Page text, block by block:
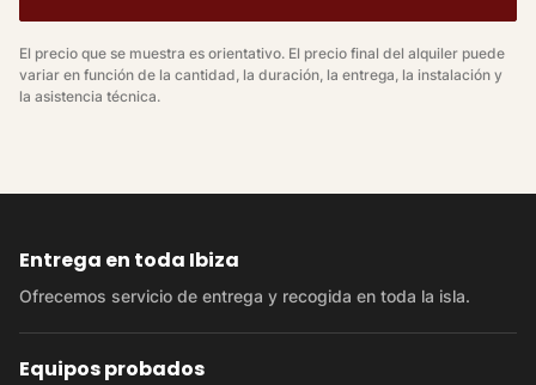
El precio que se muestra es orientativo. El precio final del alquiler puede
variar en función de la cantidad, la duración, la entrega, la instalación y
la asistencia técnica.
Entrega en toda Ibiza
Ofrecemos servicio de entrega y recogida en toda la isla.
Equipos probados